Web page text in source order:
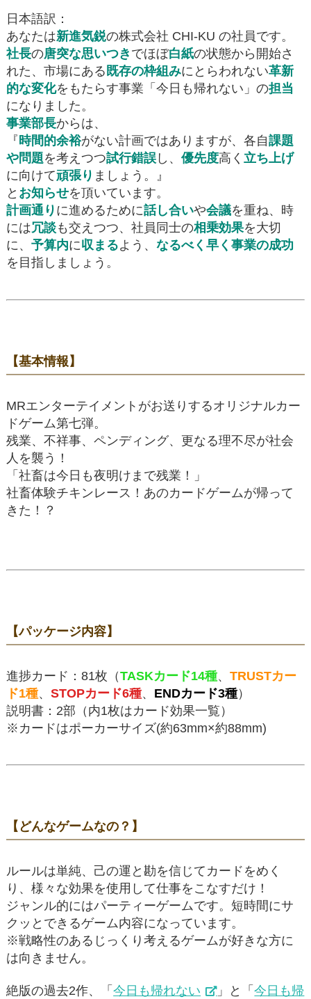
日本語訳：
あなたは新進気鋭の株式会社 CHI-KU の社員です。
社長の唐突な思いつきでほぼ白紙の状態から開始さ
れた、市場にある既存の枠組みにとらわれない革新
的な変化をもたらす事業「今日も帰れない」の担当
になりました。
事業部長からは、
『時間的余裕がない計画ではありますが、各自課題
や問題を考えつつ試行錯誤し、優先度高く立ち上げ
に向けて頑張り ましょう。』
と お知らせを頂いています。
計画通りに進めるために話し合いや会議を重ね、時
には冗談も交えつつ、社員同士の相乗効果を大切
に、予算内に収まるよう、なるべく早く事業の成功
を目指しましょう。
【基本情報】
MRエンターテイメントがお送りするオリジナルカー
ドゲーム第七弾。
残業、不祥事、ペンディング、更なる理不尽が社会
人を襲う！
「社畜は今日も夜明けまで残業！」
社畜体験チキンレース！あのカードゲームが帰って
きた！？
【パッケージ内容】
進捗カード：81枚（TASKカード14種、TRUSTカー
ド1種、STOPカード6種、 ENDカード3種）
説明書：2部（内1枚はカード効果一覧）
※カードはポーカーサイズ(約63mm×約88mm)
【どんなゲームなの？】
ルールは単純、己の運と勘を信じてカードをめく
り、様々な効果を使用して仕事をこなすだけ！
ジャンル的にはパーティーゲームです。短時間にサ
クッとできるゲーム内容になっています。
※戦略性のあるじっくり考えるゲームが好きな方に
は向きません。
絶版の過去2作、「今日も帰れない 」と「今日も帰